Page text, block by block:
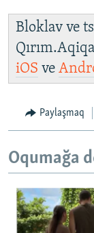
Bloklav ve
iOS ve
Paylaşmaq
Oqumağa